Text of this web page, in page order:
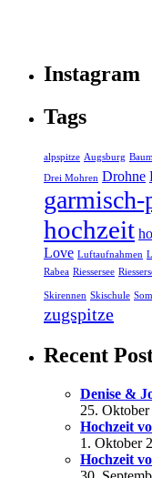
Instagram
Tags
alpspitze Augsburg
Drei Mohren Drohne
garmisch-
hochzeit
Love Luftaufnahmen
Rabea Riessersee
Skirennen Skischule
zugspitze
Recent
Denise &
25.
Hochzeit
1. Oktober
Hochzeit